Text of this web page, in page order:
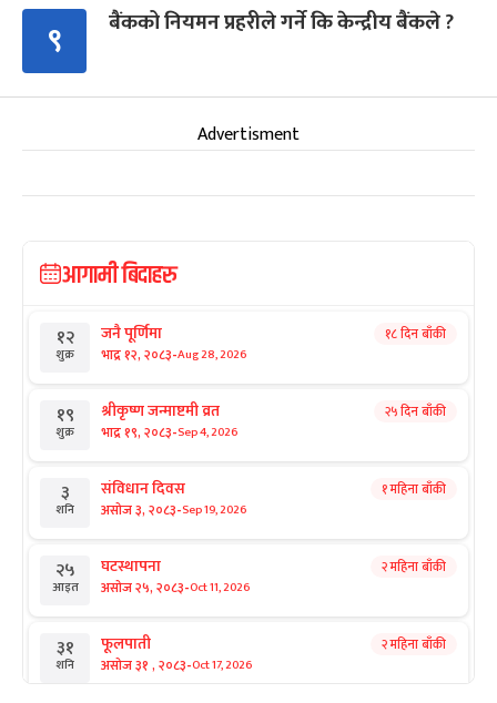
९ बैंकको नियमन प्रहरीले गर्ने कि केन्द्रीय बैंकले ?
Advertisment
आगामी बिदाहरु
१२
शुक्र
जनै पूर्णिमा
भाद्र १२, २०८३-Aug 28, 2026
१८ दिन बाँकी
१९
शुक्र
श्रीकृष्ण जन्माष्टमी व्रत
भाद्र १९, २०८३-Sep 4, 2026
२५ दिन बाँकी
३
शनि
संविधान दिवस
असोज ३, २०८३-Sep 19, 2026
१ महिना बाँकी
२५
आइत
घटस्थापना
असोज २५, २०८३-Oct 11, 2026
२ महिना बाँकी
३१
शनि
फूलपाती
असोज ३१ , २०८३-Oct 17, 2026
२ महिना बाँकी